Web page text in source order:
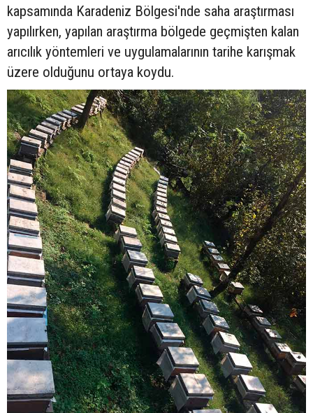
kapsamında Karadeniz Bölgesi'nde saha araştırması
yapılırken, yapılan araştırma bölgede geçmişten kalan
arıcılık yöntemleri ve uygulamalarının tarihe karışmak
üzere olduğunu ortaya koydu.